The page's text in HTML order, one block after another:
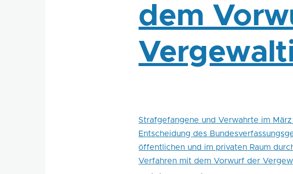
dem
Strafgefangene und Verwahrte im März
Entscheidung des
öffentlichen und im privaten Raum
Verfahren mit dem Vorwurf der